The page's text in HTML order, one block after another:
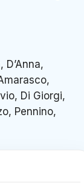
Di Giorgi,
Pennino,